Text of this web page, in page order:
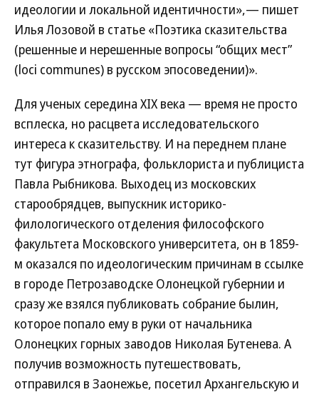
идеологии и локальной идентичности»,— пишет
Илья Лозовой в статье «Поэтика сказительства
(решенные и нерешенные вопросы “общих мест”
(loci communes) в русском эпосоведении)».
Для ученых середина XIX века — время не просто
всплеска, но расцвета исследовательского
интереса к сказительству. И на переднем плане
тут фигура этнографа, фольклориста и публициста
Павла Рыбникова. Выходец из московских
старообрядцев, выпускник историко-
филологического отделения философского
факультета Московского университета, он в 1859-
м оказался по идеологическим причинам в ссылке
в городе Петрозаводске Олонецкой губернии и
сразу же взялся публиковать собрание былин,
которое попало ему в руки от начальника
Олонецких горных заводов Николая Бутенева. А
получив возможность путешествовать,
отправился в Заонежье, посетил Архангельскую и